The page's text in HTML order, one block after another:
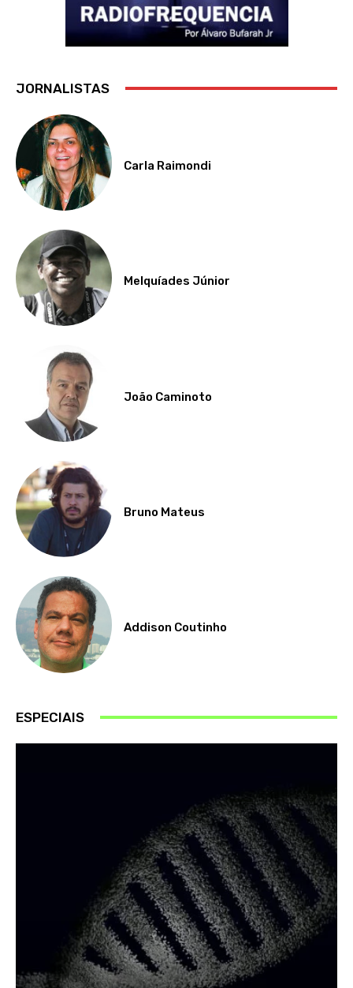
JORNALISTAS
Carla Raimondi
Melquíades Júnior
João Caminoto
Bruno Mateus
Addison Coutinho
ESPECIAIS